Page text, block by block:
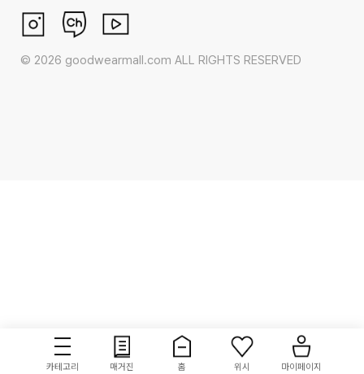
카테고리 매거진 홈 위시 마이페이지
© 2026 goodwearmall.com ALL RIGHTS RESERVED